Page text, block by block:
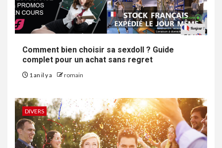
Comment bien choisir sa sexdoll ? Guide
complet pour un achat sans regret
1 an il y a romain
DIVERS